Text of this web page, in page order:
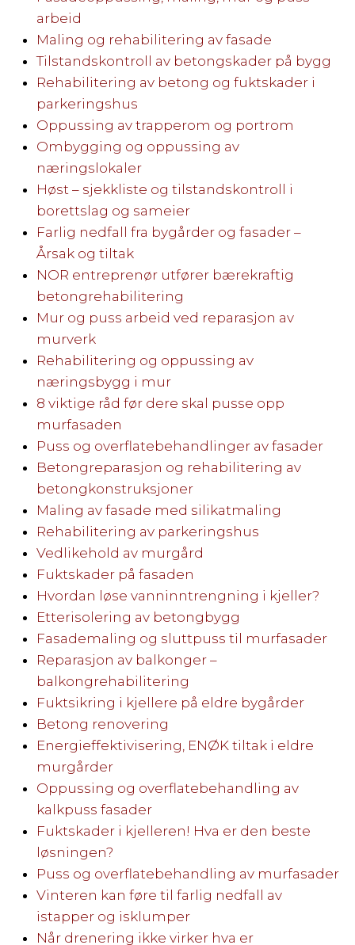
arbeid
Maling og rehabilitering av fasade
Tilstandskontroll av betongskader på bygg
Rehabilitering av betong og fuktskader i
parkeringshus
Oppussing av trapperom og portrom
Ombygging og oppussing av
næringslokaler
Høst – sjekkliste og tilstandskontroll i
borettslag og sameier
Farlig nedfall fra bygårder og fasader –
Årsak og tiltak
NOR entreprenør utfører bærekraftig
betongrehabilitering
Mur og puss arbeid ved reparasjon av
murverk
Rehabilitering og oppussing av
næringsbygg i mur
8 viktige råd før dere skal pusse opp
murfasaden
Puss og overflatebehandlinger av fasader
Betongreparasjon og rehabilitering av
betongkonstruksjoner
Maling av fasade med silikatmaling
Rehabilitering av parkeringshus
Vedlikehold av murgård
Fuktskader på fasaden
Hvordan løse vanninntrengning i kjeller?
Etterisolering av betongbygg
Fasademaling og sluttpuss til murfasader
Reparasjon av balkonger –
balkongrehabilitering
Fuktsikring i kjellere på eldre bygårder
Betong renovering
Energieffektivisering, ENØK tiltak i eldre
murgårder
Oppussing og overflatebehandling av
kalkpuss fasader
Fuktskader i kjelleren! Hva er den beste
løsningen?
Puss og overflatebehandling av murfasader
Vinteren kan føre til farlig nedfall av
istapper og isklumper
Når drenering ikke virker hva er